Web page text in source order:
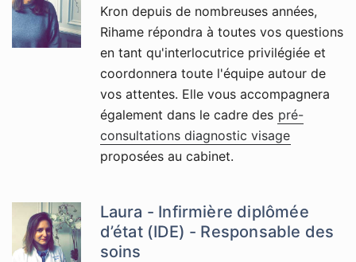
Kron depuis de nombreuses années,
Rihame répondra à toutes vos questions
en tant qu'interlocutrice privilégiée et
coordonnera toute l'équipe autour de
vos attentes. Elle vous accompagnera
également dans le cadre des pré-
consultations diagnostic visage
proposées au cabinet.
Laura - Infirmière diplômée
d’état (IDE) - Responsable des
soins